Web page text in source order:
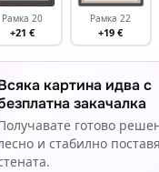
Рамка 20
+21 €
Рамка 22
+19 €
картина идва с
закачалка
готово
и стабилно